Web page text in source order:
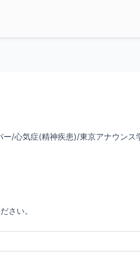
/心気症(精神疾患)/東京アナウン
さい。